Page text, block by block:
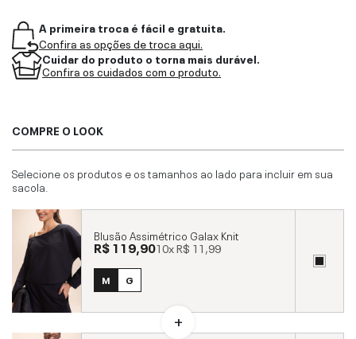
A primeira troca é fácil e gratuita.
Confira as opções de troca aqui.
Cuidar do produto o torna mais durável.
Confira os cuidados com o produto.
COMPRE O LOOK
Selecione os produtos e os tamanhos ao lado para incluir em sua
sacola.
Blusão Assimétrico Galax Knit
R$ 119,9010xR$ 11,99
M G